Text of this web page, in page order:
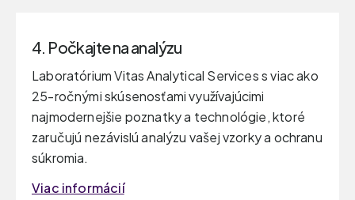
4. Počkajte na analýzu
Laboratórium Vitas Analytical Services s viac ako
25-ročnými skúsenosťami využívajúcimi
najmodernejšie poznatky a technológie, ktoré
zaručujú nezávislú analýzu vašej vzorky a ochranu
súkromia.
Viac informácií